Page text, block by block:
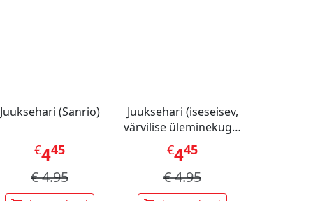
Juuksehari (Sanrio)
€445
€4.95
Juuksehari (iseseisev,
värvilise üleminekuga,
Cushion Brush)
€445
€4.95